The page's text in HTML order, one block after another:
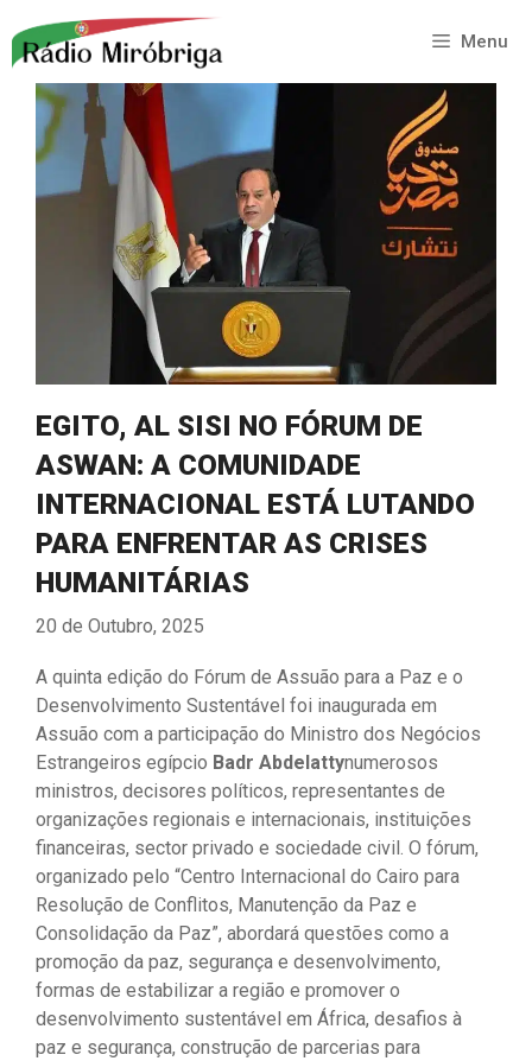
para
conteúdo
Menu
EGITO, AL SISI NO FÓRUM DE
ASWAN: A COMUNIDADE
INTERNACIONAL ESTÁ LUTANDO
PARA ENFRENTAR AS CRISES
HUMANITÁRIAS
20 de Outubro, 2025
A quinta edição do Fórum de Assuão para a Paz e o
Desenvolvimento Sustentável foi inaugurada em
Assuão com a participação do Ministro dos Negócios
Estrangeiros egípcio Badr Abdelattynumerosos
ministros, decisores políticos, representantes de
organizações regionais e internacionais, instituições
financeiras, sector privado e sociedade civil. O fórum,
organizado pelo “Centro Internacional do Cairo para
Resolução de Conflitos, Manutenção da Paz e
Consolidação da Paz”, abordará questões como a
promoção da paz, segurança e desenvolvimento,
formas de estabilizar a região e promover o
desenvolvimento sustentável em África, desafios à
paz e segurança, construção de parcerias para